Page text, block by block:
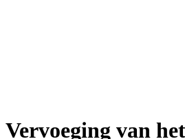
Vervoeging van